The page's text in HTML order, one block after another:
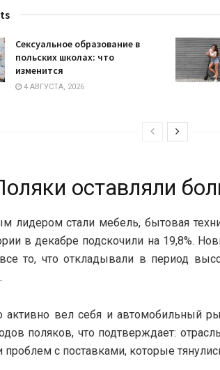
Сексуальное образование в
польских школах: что
изменится
4 АВГУСТА, 2026
оставляли
лидером стали мебель, бытовая
в декабре подскочили на 19,8%.
то, что откладывали в период
активно вел себя и автомобильный
поляков, что подтверждает:
проблем с поставками, которые